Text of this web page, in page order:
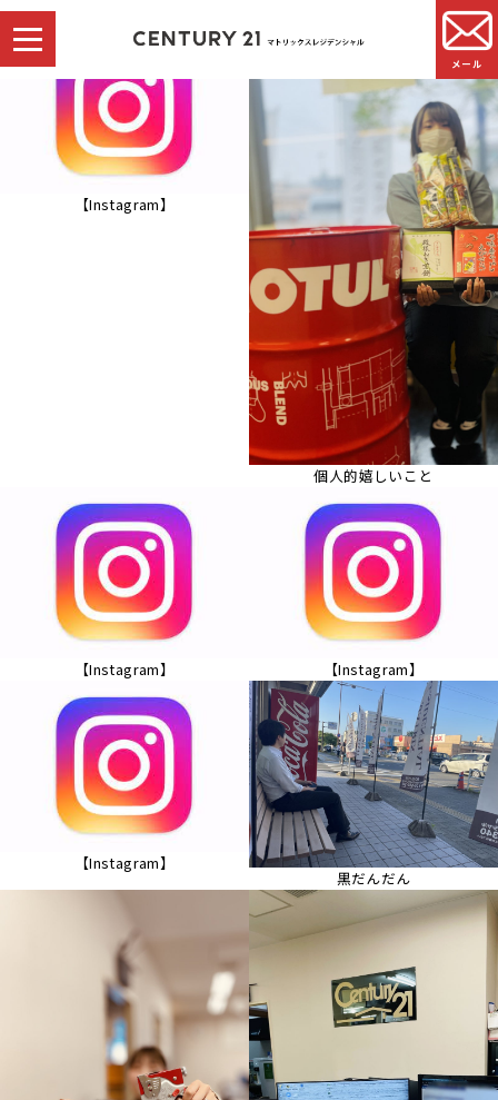
メール
【Instagram】
個人的嬉しいこと
【Instagram】 【Instagram】
【Instagram】
黒だんだん